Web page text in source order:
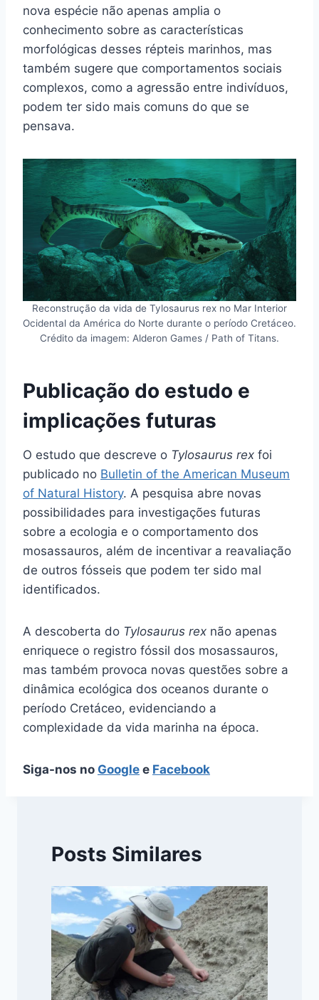
nova espécie não apenas amplia o
conhecimento sobre as características
morfológicas desses répteis marinhos, mas
também sugere que comportamentos sociais
complexos, como a agressão entre indivíduos,
podem ter sido mais comuns do que se
pensava.
Reconstrução da vida de Tylosaurus rex no Mar Interior
Ocidental da América do Norte durante o período Cretáceo.
Crédito da imagem: Alderon Games / Path of Titans.
Publicação do estudo e
implicações futuras
O estudo que descreve o Tylosaurus rex foi
publicado no Bulletin of the American Museum
of Natural History. A pesquisa abre novas
possibilidades para investigações futuras
sobre a ecologia e o comportamento dos
mosassauros, além de incentivar a reavaliação
de outros fósseis que podem ter sido mal
identificados.
A descoberta do Tylosaurus rex não apenas
enriquece o registro fóssil dos mosassauros,
mas também provoca novas questões sobre a
dinâmica ecológica dos oceanos durante o
período Cretáceo, evidenciando a
complexidade da vida marinha na época.
Siga-nos no Google e Facebook
Posts Similares